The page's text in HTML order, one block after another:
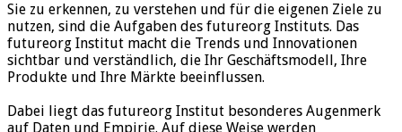
Sie zu erkennen, zu verstehen und für die eigenen Ziele zu
nutzen, sind die Aufgaben des futureorg Instituts. Das
futureorg Institut macht die Trends und Innovationen
sichtbar und verständlich, die Ihr Geschäftsmodell, Ihre
Produkte und Ihre Märkte beeinflussen.
Dabei liegt das futureorg Institut besonderes Augenmerk
auf Daten und Empirie. Auf diese Weise werden